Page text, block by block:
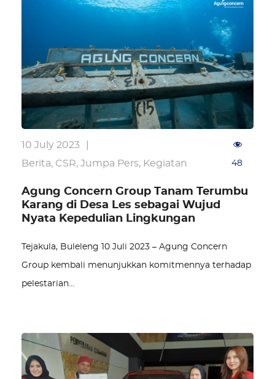
10 July 2023
Berita, CSR, Jumpa Pers, Kegiatan 48
Agung Concern Group Tanam Terumbu
Karang di Desa Les sebagai Wujud
Nyata Kepedulian Lingkungan
Tejakula, Buleleng 10 Juli 2023 – Agung Concern
Group kembali menunjukkan komitmennya terhadap
pelestarian…